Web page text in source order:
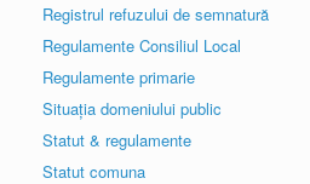
Registrul refuzului de semnatură
Regulamente Consiliul Local
Regulamente primarie
Situația domeniului public
Statut & regulamente
Statut comuna